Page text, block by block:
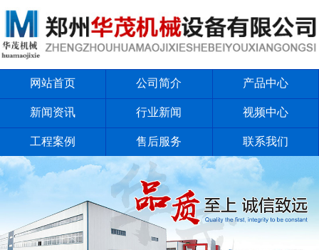
网站首页 公司简介 产品中心
新闻资讯 行业新闻 视频中心
工程案例 售后服务 联系我们